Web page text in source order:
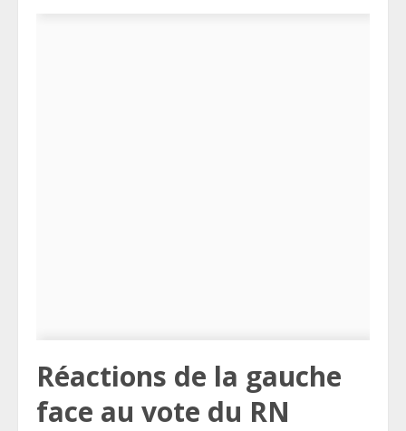
Réactions de la gauche
face au vote du RN